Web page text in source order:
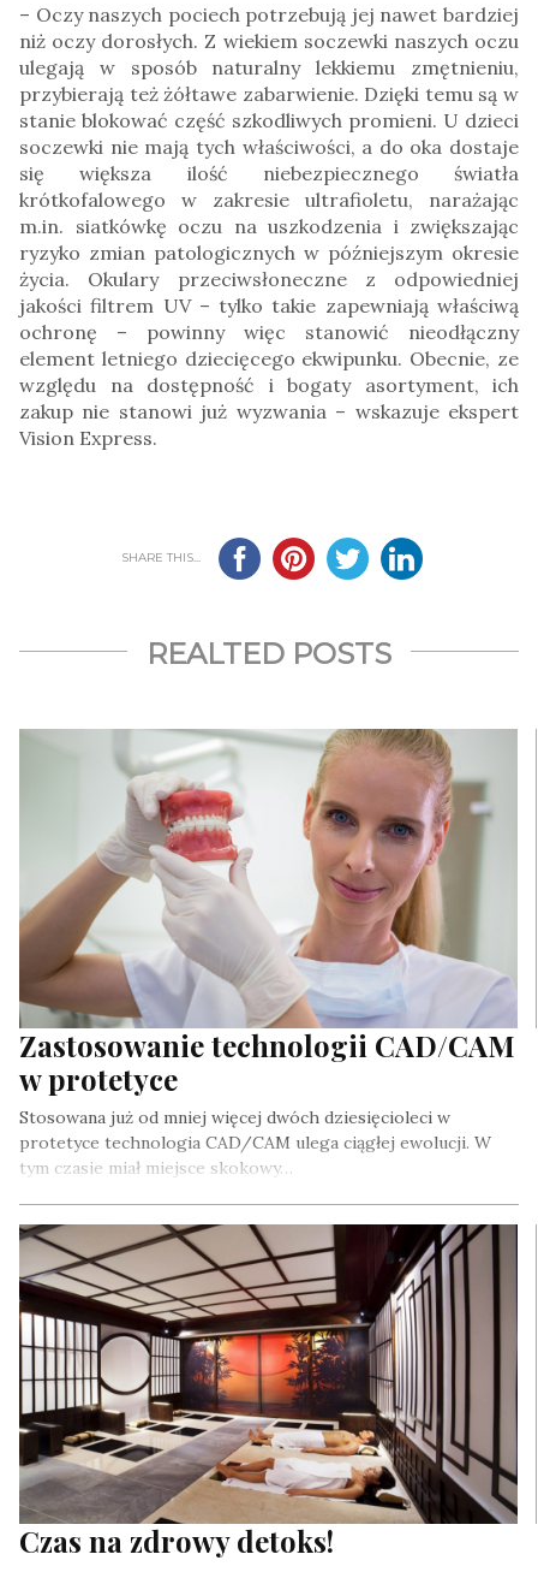
– Oczy naszych pociech potrzebują jej nawet bardziej
niż oczy dorosłych. Z wiekiem soczewki naszych oczu
ulegają w sposób naturalny lekkiemu zmętnieniu,
przybierają też żółtawe zabarwienie. Dzięki temu są w
stanie blokować część szkodliwych promieni. U dzieci
soczewki nie mają tych właściwości, a do oka dostaje
się większa ilość niebezpiecznego światła
krótkofalowego w zakresie ultrafioletu, narażając
m.in. siatkówkę oczu na uszkodzenia i zwiększając
ryzyko zmian patologicznych w późniejszym okresie
życia. Okulary przeciwsłoneczne z odpowiedniej
jakości filtrem UV – tylko takie zapewniają właściwą
ochronę – powinny więc stanowić nieodłączny
element letniego dziecięcego ekwipunku. Obecnie, ze
względu na dostępność i bogaty asortyment, ich
zakup nie stanowi już wyzwania – wskazuje ekspert
Vision Express.
SHARE THIS...
REALTED POSTS
Zastosowanie technologii CAD/CAM
w protetyce
Stosowana już od mniej więcej dwóch dziesięcioleci w
protetyce technologia CAD/CAM ulega ciągłej ewolucji. W
tym czasie miał miejsce skokowy…
Czas na zdrowy detoks!